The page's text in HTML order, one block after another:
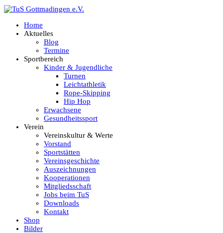
Home
Aktuelles
Blog
Termine
Sportbereich
Kinder & Jugendliche
Turnen
Leichtathletik
Rope-Skipping
Hip Hop
Erwachsene
Gesundheitssport
Verein
Vereinskultur & Werte
Vorstand
Sportstätten
Vereinsgeschichte
Auszeichnungen
Kooperationen
Mitgliedsschaft
Jobs beim TuS
Downloads
Kontakt
Shop
Bilder